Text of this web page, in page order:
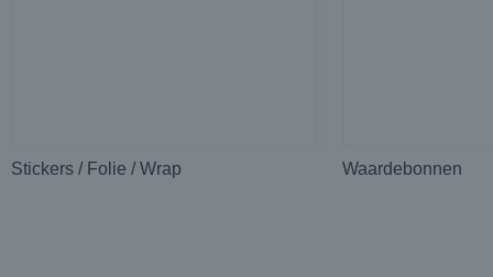
Stickers / Folie / Wrap Waardebonnen